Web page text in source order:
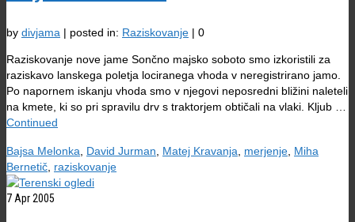
by divjama | posted in: Raziskovanje | 0
Raziskovanje nove jame Sončno majsko soboto smo izkoristili za
raziskavo lanskega poletja lociranega vhoda v neregistrirano jamo.
Po napornem iskanju vhoda smo v njegovi neposredni bližini naleteli
na kmete, ki so pri spravilu drv s traktorjem obtičali na vlaki. Kljub …
Continued
Bajsa Melonka David Jurman Matej Kravanja merjenje Miha
Bernetič raziskovanje
7 Apr 2005